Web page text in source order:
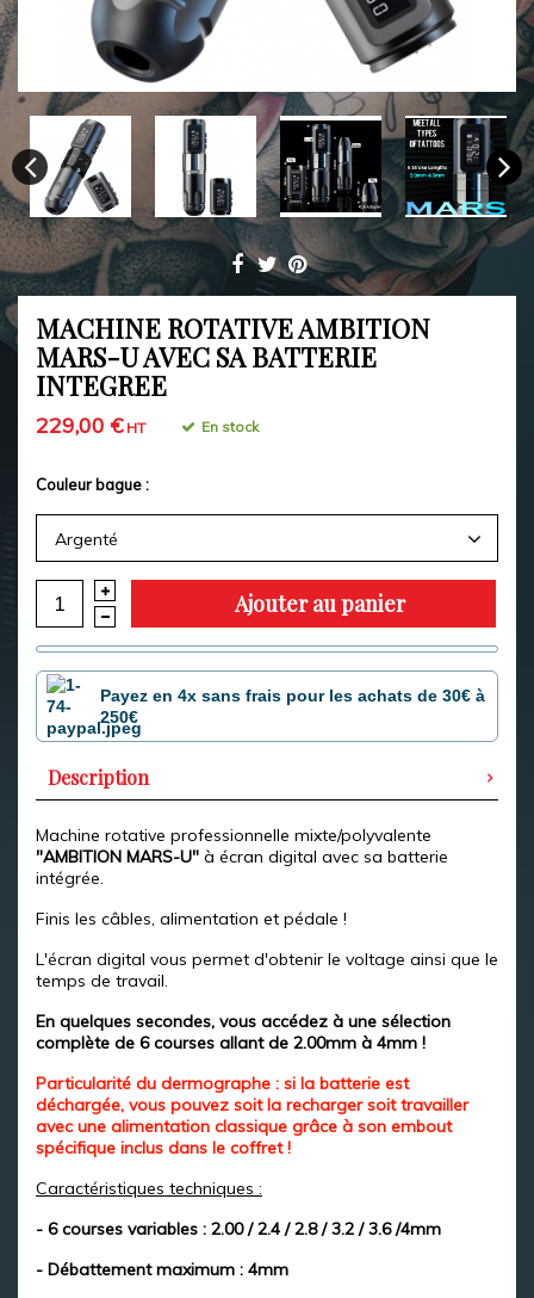
MACHINE ROTATIVE AMBITION
MARS-U AVEC SA BATTERIE
INTEGREE
229,00 €HT En stock
Couleur bague :
Argenté
Ajouter au panier
Payez en 4x sans frais pour les achats de 30€ à
250€
Description
Machine rotative professionnelle mixte/polyvalente
"AMBITION MARS-U" à écran digital avec sa batterie
intégrée.
Finis les câbles, alimentation et pédale !
L'écran digital vous permet d'obtenir le voltage ainsi que le
temps de travail.
En quelques secondes, vous accédez à une sélection
complète de 6 courses allant de 2.00mm à 4mm !
Particularité du dermographe : si la batterie est
déchargée, vous pouvez soit la recharger soit travailler
avec une alimentation classique grâce à son embout
spécifique inclus dans le coffret !
Caractéristiques techniques :
- 6 courses variables : 2.00 / 2.4 / 2.8 / 3.2 / 3.6 /4mm
- Débattement maximum : 4mm